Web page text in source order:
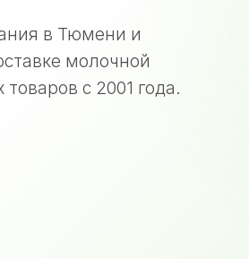
в Тюмени и
молочной
с 2001 года.